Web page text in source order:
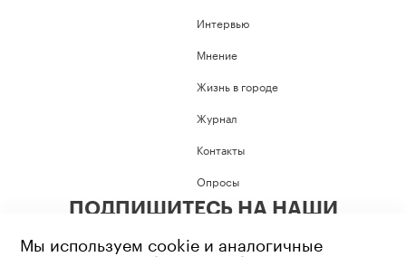
Интервью
Мнение
Жизнь в городе
Журнал
Контакты
Опросы
ПОДПИШИТЕСЬ НА НАШИ
Мы используем cookie и аналогичные